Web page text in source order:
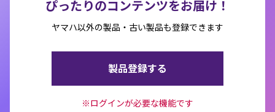
ぴったりのコンテンツをお届け！
ヤマハ以外の製品・古い製品も登録できます
製品登録する
※ログインが必要な機能です